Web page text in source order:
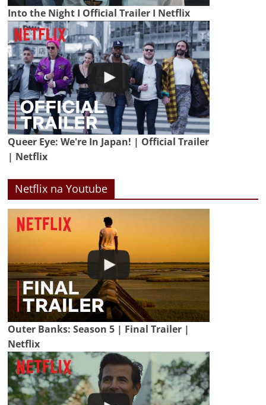
Into the Night I Official Trailer I Netflix
Queer Eye: We're In Japan! | Official Trailer
| Netflix
Netflix na Youtube
Outer Banks: Season 5 | Final Trailer |
Netflix